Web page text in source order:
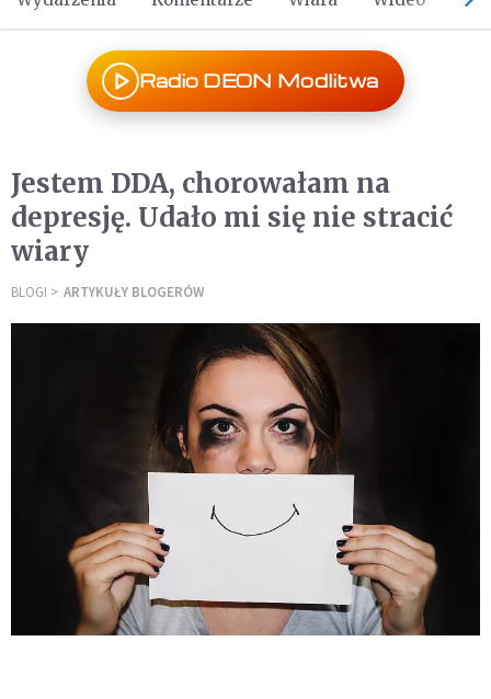
Radio DEON Modlitwa
Jestem DDA, chorowałam na
depresję. Udało mi się nie stracić
wiary
BLOGI ARTYKUŁY BLOGERÓW